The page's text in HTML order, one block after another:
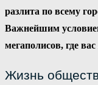
разлита по всему
Важнейшим
мегаполисов, где
Жизнь